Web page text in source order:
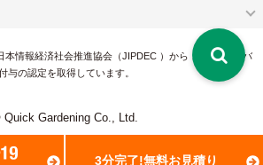
3分完了!無料お見積り
本情報経済社会推進協会（JIPDEC ）から 、「 プライバ
与の認定を取得しています。
Gardening Co., Ltd.